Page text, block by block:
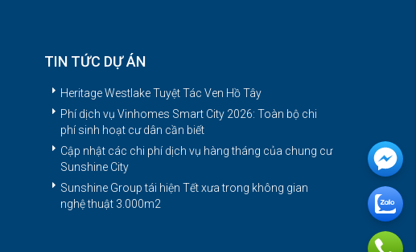
TIN TỨC DỰ ÁN
Heritage Westlake Tuyệt Tác Ven Hồ Tây
Phí dịch vụ Vinhomes Smart City 2026: Toàn bộ chi
phí sinh hoạt cư dân cần biết
Cập nhật các chi phí dịch vụ hàng tháng của chung cư
Sunshine City
Sunshine Group tái hiện Tết xưa trong không gian
nghệ thuật 3.000m2